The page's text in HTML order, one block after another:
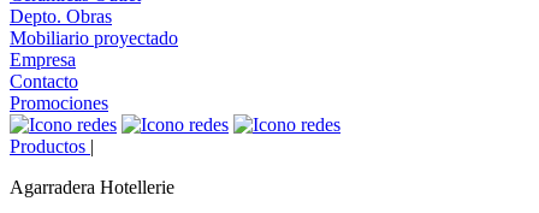
Depto. Obras
Mobiliario proyectado
Empresa
Contacto
Promociones
Productos |
Agarradera Hotellerie